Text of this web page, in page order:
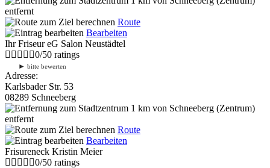
entfernt
Route
Bearbeiten
Ihr Friseur eG Salon Neustädtel
0/50 ratings
► bitte bewerten
Adresse:
Karlsbader Str. 53
08289 Schneeberg
1 km von Schneeberg (Zentrum)
entfernt
Route
Bearbeiten
Frisureneck Kristin Meier
0/50 ratings